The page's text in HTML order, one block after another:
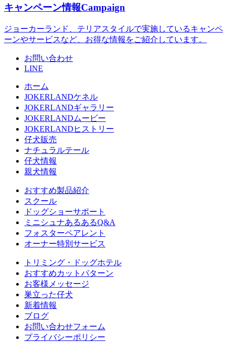
キャンペーン情報Campaign
ジョーカーランド、テリアスタイルで実施しているキャンペ
ーンやサービスなど、お得な情報をご紹介しています。
お問い合わせ
LINE
ホーム
JOKERLANDケネル
JOKERLANDギャラリー
JOKERLANDムービー
JOKERLANDヒストリー
仔犬販売
ナチュラルテール
仔犬情報
親犬情報
おすすめ製品紹介
スクール
ドッグショーサポート
ミニシュナあるあるQ&A
フォスターペアレント
オーナー特別サービス
トリミング・ドッグホテル
おすすめカットパターン
お客様メッセージ
巣立った仔犬
新着情報
ブログ
お問い合わせフォーム
プライバシーポリシー